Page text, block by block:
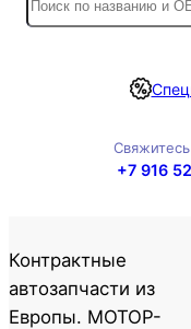
+7 916
Контрактные
автозапчасти из
Европы. МОТОР-